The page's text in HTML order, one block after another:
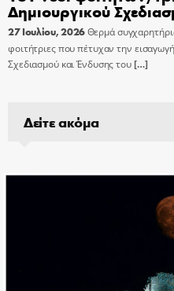
Δημιουργικού
27 Ιουλίου, 2026Θερμά
φοιτήτριες που πέτυχαν την
Σχεδιασμού και Ένδυσης του[…]
Δείτε ακόμα